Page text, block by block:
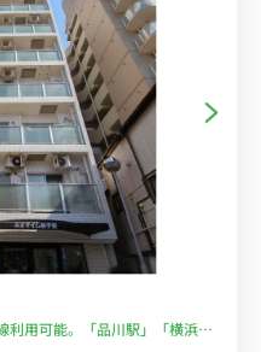
利用可能。「品川駅」「横浜